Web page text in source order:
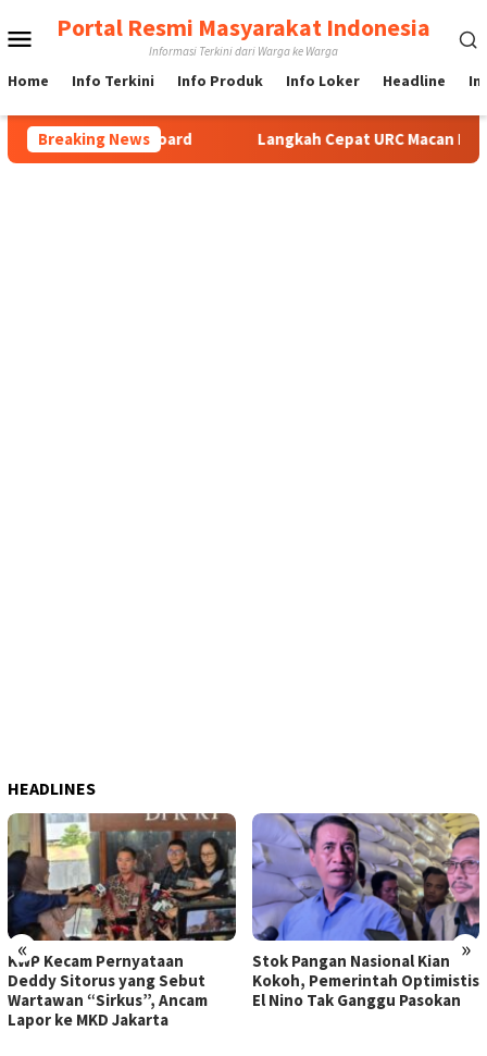
ke
Menu
Mobile
Portal Resmi Masyarakat Indonesia
Informasi Terkini dari Warga ke Warga
Home Info Terkini Info Produk Info Loker Headline
Breaking News
Gudang Billboard Langkah Cepat URC Macan
HEADLINES
« »
KWP Kecam Pernyataan
Deddy Sitorus yang Sebut
Wartawan “Sirkus”, Ancam
Lapor ke MKD Jakarta
Stok Pangan Nasional Kian
Kokoh, Pemerintah Optimistis
El Nino Tak Ganggu Pasokan